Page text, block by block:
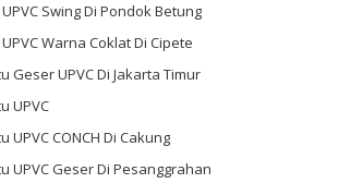
Swing Di Pondok Betung
Warna Coklat Di Cipete
Geser UPVC Di Jakarta Timur
UPVC
UPVC CONCH Di Cakung
UPVC Geser Di Pesanggrahan